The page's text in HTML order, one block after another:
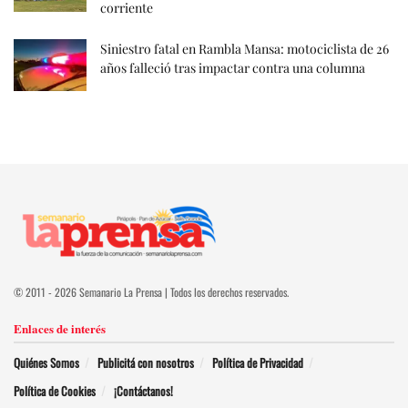
corriente
Siniestro fatal en Rambla Mansa: motociclista de 26
años falleció tras impactar contra una columna
© 2011 - 2026 Semanario La Prensa | Todos los derechos reservados.
Enlaces de interés
Quiénes Somos Publicitá con nosotros
Política de Privacidad
Política de Cookies
¡Contáctanos!